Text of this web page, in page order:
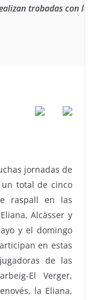
trobadas con
jornadas de
un total de cinco
raspall en las
Alcàsser y
y el domingo
en estas
de las
El Verger,
la Eliana,